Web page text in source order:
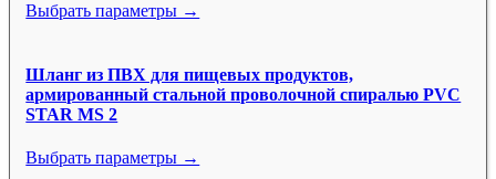
Выбрать параметры →
Шланг из ПВХ для пищевых продуктов,
армированный стальной проволочной спиралью PVC
STAR MS 2
Выбрать параметры →